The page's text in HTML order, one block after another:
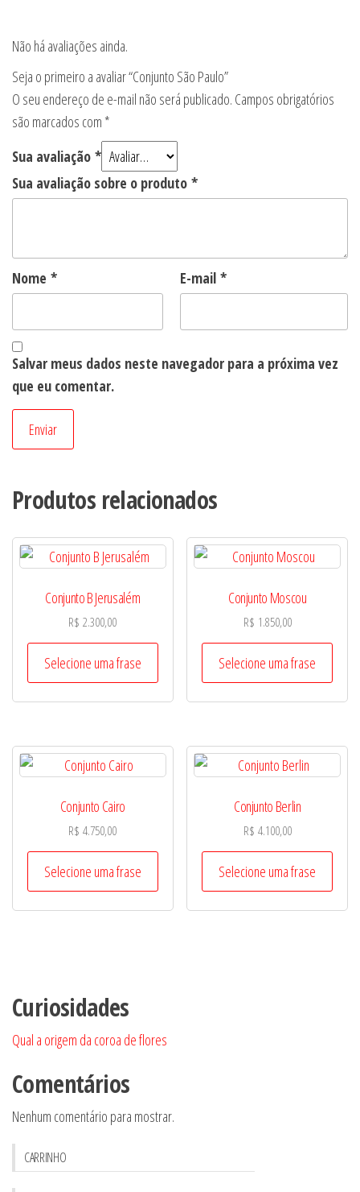
Não há avaliações ainda.
Seja o primeiro a avaliar “Conjunto São Paulo”
O seu endereço de e-mail não será publicado. Campos obrigatórios
são marcados com *
Sua avaliação *
Sua avaliação sobre o produto *
Nome * E-mail *
Salvar meus dados neste navegador para a próxima vez
que eu comentar.
Produtos relacionados
Conjunto B Jerusalém
R$ 2.300,00
Selecione uma frase
Conjunto Moscou
R$ 1.850,00
Selecione uma frase
Conjunto Cairo
R$ 4.750,00
Selecione uma frase
Conjunto Berlin
R$ 4.100,00
Selecione uma frase
Curiosidades
Qual a origem da coroa de flores
Comentários
Nenhum comentário para mostrar.
CARRINHO